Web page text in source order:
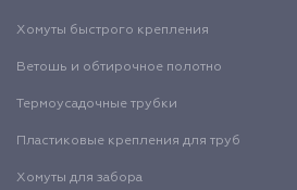
Хомуты быстрого крепления
Ветошь и обтирочное полотно
Термоусадочные трубки
Пластиковые крепления для труб
Хомуты для забора